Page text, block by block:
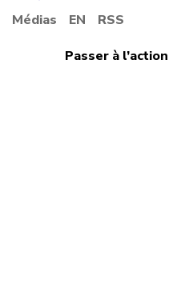
Médias EN RSS
Passer à l’action